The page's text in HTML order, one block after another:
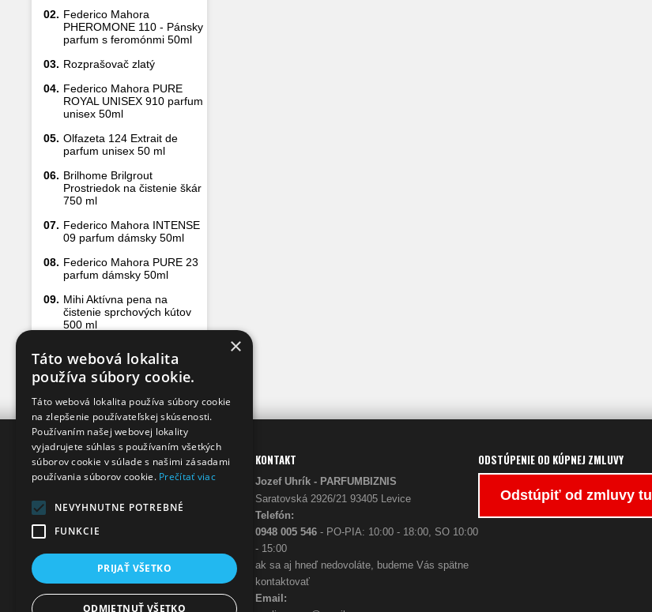
02. Federico Mahora
PHEROMONE 110 - Pánsky
parfum s feromónmi 50ml
03. Rozprašovač zlatý
04. Federico Mahora PURE
ROYAL UNISEX 910 parfum
unisex 50ml
05. Olfazeta 124 Extrait de
parfum unisex 50 ml
06. Brilhome Brilgrout
Prostriedok na čistenie škár
750 ml
07. Federico Mahora INTENSE
09 parfum dámsky 50ml
08. Federico Mahora PURE 23
parfum dámsky 50ml
09. Mihi Aktívna pena na
čistenie sprchových kútov
500 ml
INFO
Prečo my
O nás
KONTAKT
Jozef Uhrík - PARFUMBIZNIS
Saratovská 2926/21 93405 Levice
Telefón:
0948 005 546 - PO-PIA: 10:00 - 18:00, SO 10:00
- 15:00
ak sa aj hneď nedovoláte, budeme Vás spätne
kontaktovať
Email:
ODSTÚPENIE OD KÚPNEJ ZMLUVY
Odstúpiť od zmluvy tu
×
Táto webová lokalita
používa súbory cookie.
Táto webová lokalita používa súbory cookie
na zlepšenie používateľskej skúsenosti.
Používaním našej webovej lokality
vyjadrujete súhlas s používaním všetkých
súborov cookie v súlade s našimi zásadami
používania súborov cookie. Prečítať viac
NEVYHNUTNE POTREBNÉ
FUNKCIE
PRIJAŤ VŠETKO
ODMIETNUŤ VŠETKO